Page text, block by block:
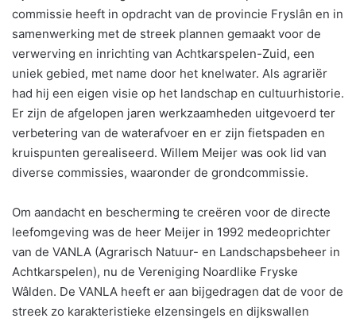
commissie heeft in opdracht van de provincie Fryslân en in
samenwerking met de streek plannen gemaakt voor de
verwerving en inrichting van Achtkarspelen-Zuid, een
uniek gebied, met name door het knelwater. Als agrariër
had hij een eigen visie op het landschap en cultuurhistorie.
Er zijn de afgelopen jaren werkzaamheden uitgevoerd ter
verbetering van de waterafvoer en er zijn fietspaden en
kruispunten gerealiseerd. Willem Meijer was ook lid van
diverse commissies, waaronder de grondcommissie.
Om aandacht en bescherming te creëren voor de directe
leefomgeving was de heer Meijer in 1992 medeoprichter
van de VANLA (Agrarisch Natuur- en Landschapsbeheer in
Achtkarspelen), nu de Vereniging Noardlike Fryske
Wâlden. De VANLA heeft er aan bijgedragen dat de voor de
streek zo karakteristieke elzensingels en dijkswallen